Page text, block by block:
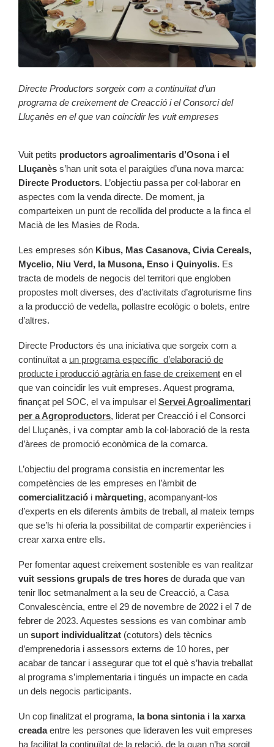
Directe Productors sorgeix com a continuïtat d’un
programa de creixement de Creacció i el Consorci del
Lluçanès en el que van coincidir les vuit empreses
Vuit petits productors agroalimentaris d’Osona i el
Lluçanès s’han unit sota el paraigües d’una nova marca:
Directe Productors. L’objectiu passa per col·laborar en
aspectes com la venda directe. De moment, ja
comparteixen un punt de recollida del producte a la finca el
Macià de les Masies de Roda.
Les empreses són Kibus, Mas Casanova, Civia Cereals,
Mycelio, Niu Verd, la Musona, Enso i Quinyolis. Es
tracta de models de negocis del territori que engloben
propostes molt diverses, des d’activitats d’agroturisme fins
a la producció de vedella, pollastre ecològic o bolets, entre
d’altres.
Directe Productors és una iniciativa que sorgeix com a
continuïtat a un programa específic d’elaboració de
producte i producció agrària en fase de creixement en el
que van coincidir les vuit empreses. Aquest programa,
finançat pel SOC, el va impulsar el Servei Agroalimentari
per a Agroproductors, liderat per Creacció i el Consorci
del Lluçanès, i va comptar amb la col·laboració de la resta
d’àrees de promoció econòmica de la comarca.
L’objectiu del programa consistia en incrementar les
competències de les empreses en l’àmbit de
comercialització i màrqueting, acompanyant-los
d’experts en els diferents àmbits de treball, al mateix temps
que se’ls hi oferia la possibilitat de compartir experiències i
crear xarxa entre ells.
Per fomentar aquest creixement sostenible es van realitzar
vuit sessions grupals de tres hores de durada que van
tenir lloc setmanalment a la seu de Creacció, a Casa
Convalescència, entre el 29 de novembre de 2022 i el 7 de
febrer de 2023. Aquestes sessions es van combinar amb
un suport individualitzat (cotutors) dels tècnics
d’emprenedoria i assessors externs de 10 hores, per
acabar de tancar i assegurar que tot el què s’havia treballat
al programa s’implementaria i tingués un impacte en cada
un dels negocis participants.
Un cop finalitzat el programa, la bona sintonia i la xarxa
creadaentre les persones que lideraven les vuit empreses
ha facilitat la continuïtat de la relació, de la quan n’ha sorgit